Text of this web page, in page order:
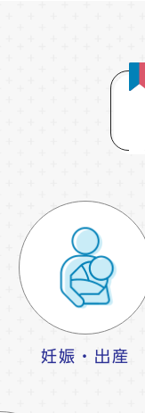
妊娠・出産